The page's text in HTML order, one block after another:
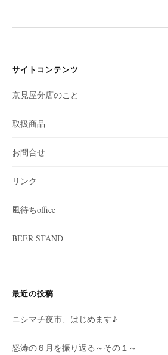
サイトコンテンツ
京見屋分店のこと
取扱商品
お問合せ
リンク
風待ちoffice
BEER STAND
最近の投稿
ニシマチ夜市、はじめます♪
怒涛の６月を振り返る～その１～